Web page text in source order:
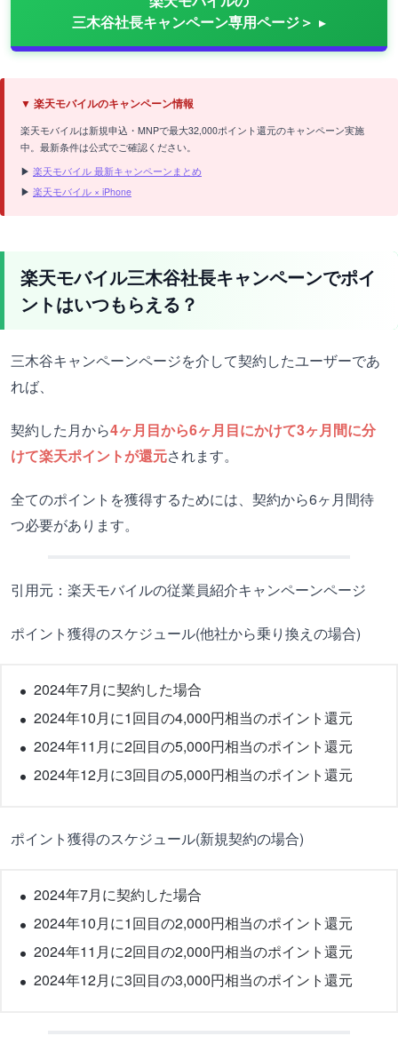
三木谷社長キャンペーン専用ページ＞
▼ 楽天モバイルのキャンペーン情報
楽天モバイルは新規申込・MNPで最大32,000ポイント還元のキャンペーン実施
中。最新条件は公式でご確認ください。
▶ 楽天モバイル 最新キャンペーンまとめ
▶ 楽天モバイル × iPhone
楽天モバイル三木谷社長キャンペーンでポイ
ントはいつもらえる？
三木谷キャンペーンページを介して契約したユーザーであ
れば、
契約した月から4ヶ月目から6ヶ月目にかけて3ヶ月間に分
けて楽天ポイントが還元されます。
全てのポイントを獲得するためには、契約から6ヶ月間待
つ必要があります。
引用元：楽天モバイルの従業員紹介キャンペーンページ
ポイント獲得のスケジュール(他社から乗り換えの場合)
2024年7月に契約した場合
2024年10月に1回目の4,000円相当のポイント還元
2024年11月に2回目の5,000円相当のポイント還元
2024年12月に3回目の5,000円相当のポイント還元
ポイント獲得のスケジュール(新規契約の場合)
2024年7月に契約した場合
2024年10月に1回目の2,000円相当のポイント還元
2024年11月に2回目の2,000円相当のポイント還元
2024年12月に3回目の3,000円相当のポイント還元